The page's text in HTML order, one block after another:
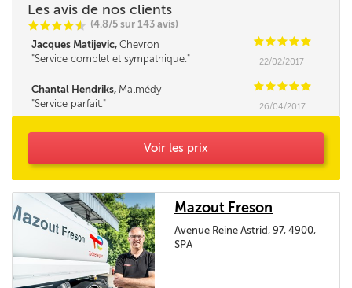
Les avis de nos clients
CCCCi
@ (4.8/5 sur 143 avis)
Jacques Matijevic, Chevron CCCCC
Service complet et sympathique.
22/02/2017
Chantal Hendriks, Malmédy CCCCC
Service parfait.
26/04/2017
Voir les prix
Mazout Freson
Avenue Reine Astrid, 97, 4900,
SPA